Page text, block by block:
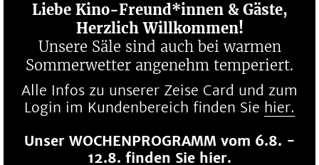
Liebe Kino-Freund*innen & Gäste,
Herzlich Willkommen!
Unsere Säle sind auch bei warmen
Sommerwetter angenehm temperiert.
Alle Infos zu unserer Zeise Card und zum
Login im Kundenbereich finden Sie hier.
Unser WOCHENPROGRAMM vom 6.8. -
12.8. finden Sie hier.